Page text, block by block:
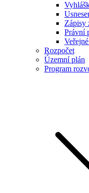
Zápisy
Právní
Rozpočet
Územní plán
Program